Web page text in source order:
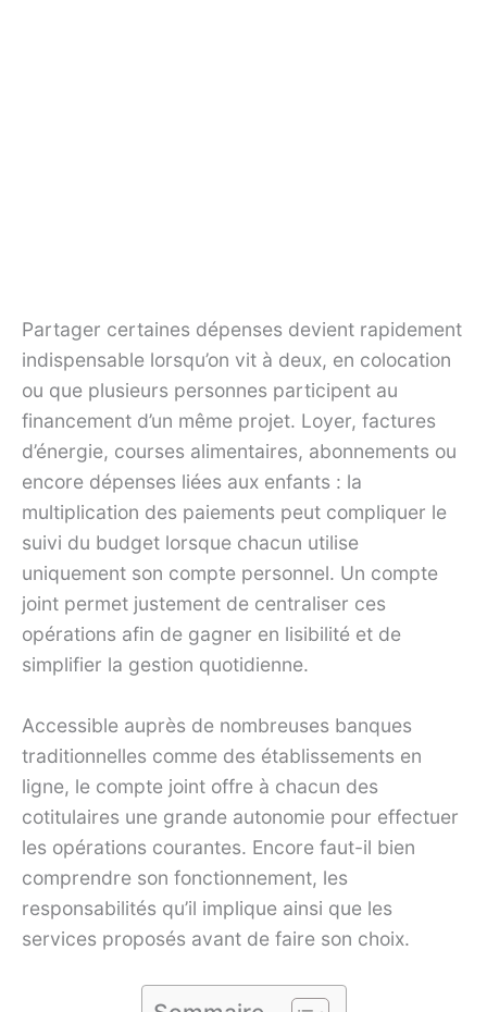
Partager certaines dépenses devient rapidement
indispensable lorsqu’on vit à deux, en colocation
ou que plusieurs personnes participent au
financement d’un même projet. Loyer, factures
d’énergie, courses alimentaires, abonnements ou
encore dépenses liées aux enfants : la
multiplication des paiements peut compliquer le
suivi du budget lorsque chacun utilise
uniquement son compte personnel. Un compte
joint permet justement de centraliser ces
opérations afin de gagner en lisibilité et de
simplifier la gestion quotidienne.
Accessible auprès de nombreuses banques
traditionnelles comme des établissements en
ligne, le compte joint offre à chacun des
cotitulaires une grande autonomie pour effectuer
les opérations courantes. Encore faut-il bien
comprendre son fonctionnement, les
responsabilités qu’il implique ainsi que les
services proposés avant de faire son choix.